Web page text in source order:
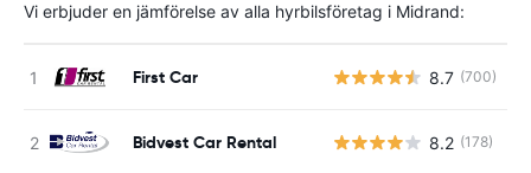
Vi erbjuder en jämförelse av alla hyrbilsföretag i Midrand:
First Car 8.7 (700)
Bidvest Car Rental 8.2 (178)